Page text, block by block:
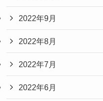
2022年9月
2022年8月
2022年7月
2022年6月